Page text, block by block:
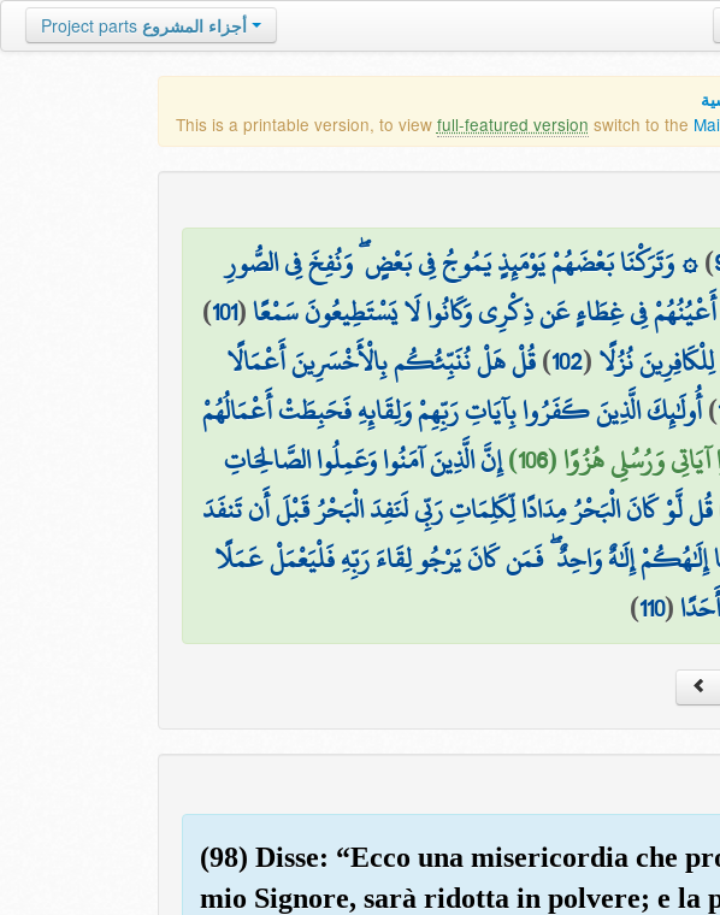
Project parts أجزاء المشروع
This is a printable version, to view full-featured version switch to the
)۞ وَتَرَكْنَا بَعْضَهُمْ يَوْمَئِذٍ يَمُوجُ فِي بَعْضٍ ۖ وَنُفِخَ فِي الصُّورِ
فِي غِطَاءٍ عَن ذِكْرِي وَكَانُوا لَا يَسْتَطِيعُونَ سَمْعًا(
101
)
نُزُلًا(
102
)قُلْ هَلْ نُنَبِّئُكُم بِالْأَخْسَرِينَ أَعْمَالًا
)أُولَٰئِكَ الَّذِينَ كَفَرُوا بِآيَاتِ رَبِّهِمْ وَلِقَائِهِ فَحَبِطَتْ أَعْمَالُهُمْ
وَرُسُلِي هُزُوًا (106)
إِنَّ الَّذِينَ آمَنُوا وَعَمِلُوا الصَّالِحَاتِ
قُل لَّوْ كَانَ الْبَحْرُ مِدَادًا لِّكَلِمَاتِ رَبِّي لَنَفِدَ الْبَحْرُ قَبْلَ أَن تَنفَدَ
إِلَٰهُكُمْ إِلَٰهٌ وَاحِدٌ ۖ فَمَن كَانَ يَرْجُو لِقَاءَ رَبِّهِ فَلْيَعْمَلْ عَمَلًا
(
110
)
(98) Disse: “Ecco una misericordia che
mio Signore, sarà ridotta in polvere; e la